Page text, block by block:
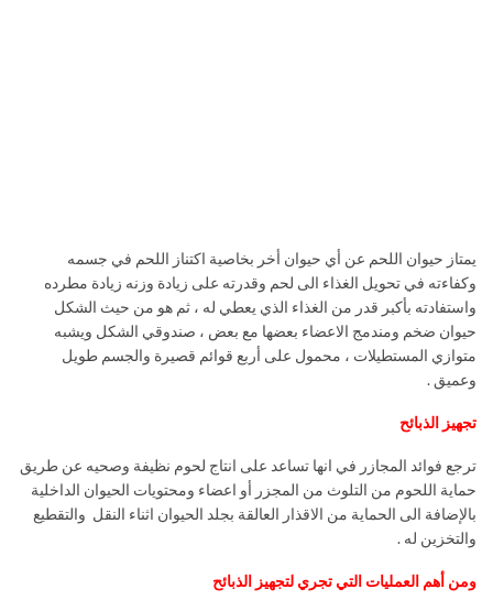
يمتاز حيوان اللحم عن أي حيوان أخر بخاصية اكتناز اللحم في جسمه
وكفاءته في تحويل الغذاء الى لحم وقدرته على زيادة وزنه زيادة مطرده
واستفادته بأكبر قدر من الغذاء الذي يعطي له ، ثم هو من حيث الشكل
حيوان ضخم ومندمج الاعضاء بعضها مع بعض ، صندوقي الشكل ويشبه
متوازي المستطيلات ، محمول على أربع قوائم قصيرة والجسم طويل
وعميق .
تجهيز الذبائح
ترجع فوائد المجازر في انها تساعد على انتاج لحوم نظيفة وصحيه عن طريق
حماية اللحوم من التلوث من المجزر أو اعضاء ومحتويات الحيوان الداخلية
بالإضافة الى الحماية من الاقذار العالقة بجلد الحيوان اثناء النقل والتقطيع
والتخزين له .
ومن أهم العمليات التي تجري لتجهيز الذبائح